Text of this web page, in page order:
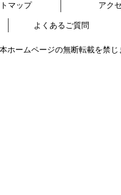
マップ アク
よくあるご質問
ホームページの無断転載を禁じ